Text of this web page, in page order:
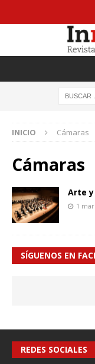
INICIO Cámaras
Cámaras
Arte
1
SÍGUENOS EN
REDES SOCIALES